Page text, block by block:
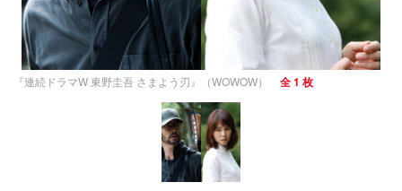
『連続ドラマW 東野圭吾 さまよう刃』（WOWOW） 全 1 枚